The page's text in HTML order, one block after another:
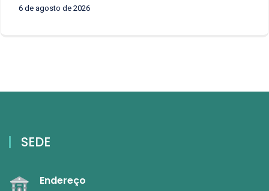
6 de agosto de 2026
SEDE
Endereço